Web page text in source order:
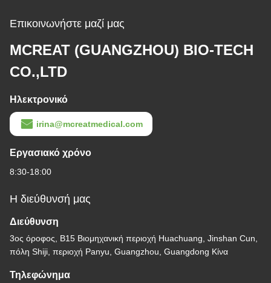
Επικοινωνήστε μαζί μας
MCREAT (GUANGZHOU) BIO-TECH
CO.,LTD
Ηλεκτρονικό
irina@mcreatmedical.com
Εργασιακό χρόνο
8:30-18:00
Η διεύθυνσή μας
Διεύθυνση
3ος όροφος, Β15 Βιομηχανική περιοχή Huachuang, Jinshan Cun,
πόλη Shiji, περιοχή Panyu, Guangzhou, Guangdong Κίνα
Τηλεφώνημα